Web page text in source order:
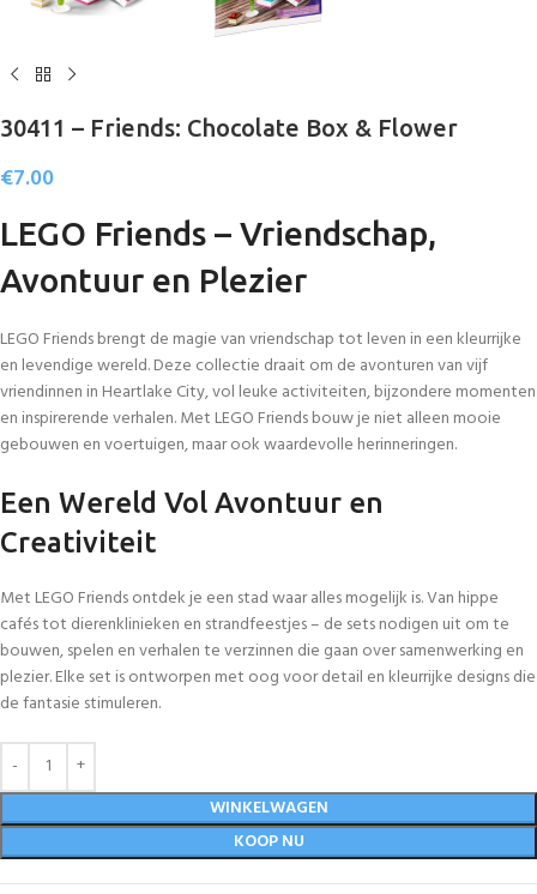
30411 – Friends: Chocolate Box & Flower
€7.00
LEGO Friends – Vriendschap,
Avontuur en Plezier
LEGO Friends brengt de magie van vriendschap tot leven in een kleurrijke
en levendige wereld. Deze collectie draait om de avonturen van vijf
vriendinnen in Heartlake City, vol leuke activiteiten, bijzondere momenten
en inspirerende verhalen. Met LEGO Friends bouw je niet alleen mooie
gebouwen en voertuigen, maar ook waardevolle herinneringen.
Een Wereld Vol Avontuur en
Creativiteit
Met LEGO Friends ontdek je een stad waar alles mogelijk is. Van hippe
cafés tot dierenklinieken en strandfeestjes – de sets nodigen uit om te
bouwen, spelen en verhalen te verzinnen die gaan over samenwerking en
plezier. Elke set is ontworpen met oog voor detail en kleurrijke designs die
de fantasie stimuleren.
WINKELWAGEN
KOOP NU